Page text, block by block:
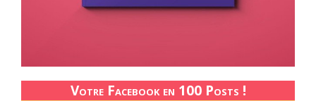
Votre Facebook en 100 Posts !